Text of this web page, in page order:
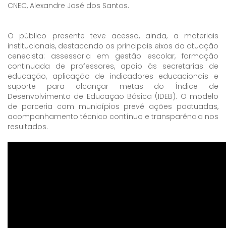
CNEC, Alexandre José dos Santos.
O público presente teve acesso, ainda, a materiais
institucionais, destacando os principais eixos da atuação
cenecista: assessoria em gestão escolar, formação
continuada de professores, apoio às secretarias de
educação, aplicação de indicadores educacionais e
suporte para alcançar metas do Índice de
Desenvolvimento de Educação Básica (IDEB). O modelo
de parceria com municípios prevê ações pactuadas,
acompanhamento técnico contínuo e transparência nos
resultados.